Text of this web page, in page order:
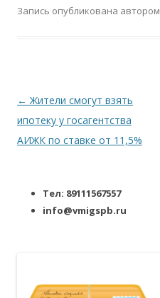
Запись опубликована автором
Навигация по записям
← Жители смогут взять
ипотеку у госагентства
АИЖК по ставке от 11,5%
Тел: 89111567557
info@vmigspb.ru